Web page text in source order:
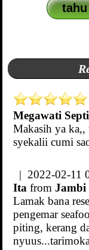
Megawati
Makasih ya ka,,
syekalii cumi
| 2022-02-11
Ita from Jambi
Lamak bana
pengemar
piting, kerang